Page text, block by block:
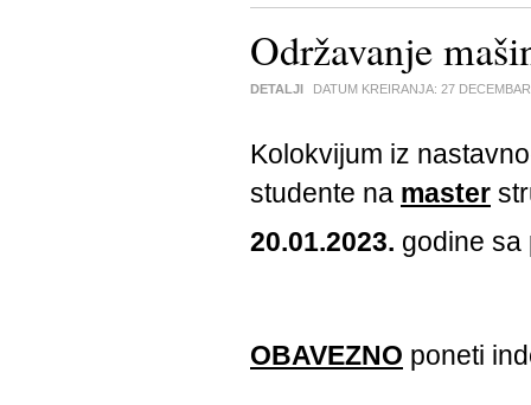
Održavanje
DETALJI DATUM KREIRANJA: 27
Kolokvijum iz
studente na master
20.01.2023. godine
OBAVEZNO poneti